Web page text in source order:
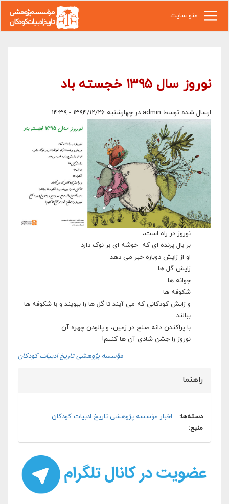
منو سایت
نوروز سال ۱۳۹۵ خجسته باد
ارسال شده توسط admin در چهارشنبه ۱۳۹۴/۱۲/۲۶ - ۱۴:۳۹
نوروز در راه است،
بر بال پرنده ای که خوشه ای بر نوک دارد
او از زایش دوباره خبر می دهد
زایش گل ها
جوانه ها
شکوفه ها
و زایش کودکانی که می آیند تا گل ها را ببویند و با شکوفه ها
ببالند
با پراکندن دانه صلح در زمین، و پالودن چهره آن
نوروز را جشن شادی آن ها کنیم!
مؤسسه پژوهشی تاریخ ادبیات کودکان
پنهان کن
راهنما
دسته‌ها:
اخبار مؤسسه پژوهشی تاریخ ادبیات کودکان
منبع: